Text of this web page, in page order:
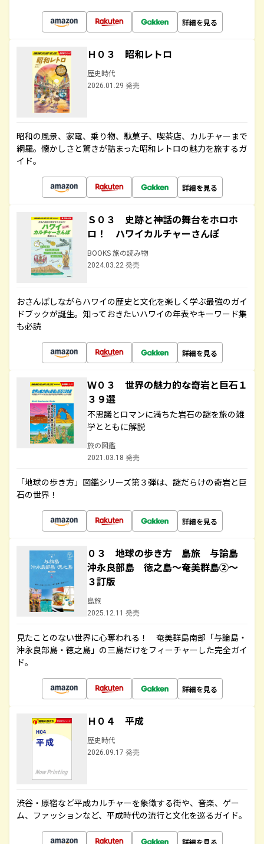
詳細を見る
Ｈ０３ 昭和レトロ
歴史時代
2026.01.29 発売
昭和の風景、家電、乗り物、駄菓子、喫茶店、カルチャーまで
網羅。懐かしさと驚きが詰まった昭和レトロの魅力を旅するガ
イド。
詳細を見る
Ｓ０３ 史跡と神話の舞台をホロホ
ロ！ ハワイカルチャーさんぽ
BOOKS 旅の読み物
2024.03.22 発売
おさんぽしながらハワイの歴史と文化を楽しく学ぶ最強のガイ
ドブックが誕生。知っておきたいハワイの年表やキーワード集
も必読
詳細を見る
Ｗ０３ 世界の魅力的な奇岩と巨石１
３９選
不思議とロマンに満ちた岩石の謎を旅の雑
学とともに解説
旅の図鑑
2021.03.18 発売
「地球の歩き方」図鑑シリーズ第３弾は、謎だらけの奇岩と巨
石の世界！
詳細を見る
０３ 地球の歩き方 島旅 与論島
沖永良部島 徳之島～奄美群島②～
３訂版
島旅
2025.12.11 発売
見たことのない世界に心奪われる！ 奄美群島南部「与論島・
沖永良部島・徳之島」の三島だけをフィーチャーした完全ガイ
ド。
詳細を見る
Ｈ０４ 平成
歴史時代
2026.09.17 発売
渋谷・原宿など平成カルチャーを象徴する街や、音楽、ゲー
ム、ファッションなど、平成時代の流行と文化を巡るガイド。
詳細を見る